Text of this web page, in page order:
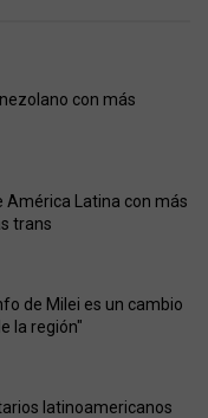
con más
América Latina con más
trans
de Milei es un cambio
la región"
latinoamericanos